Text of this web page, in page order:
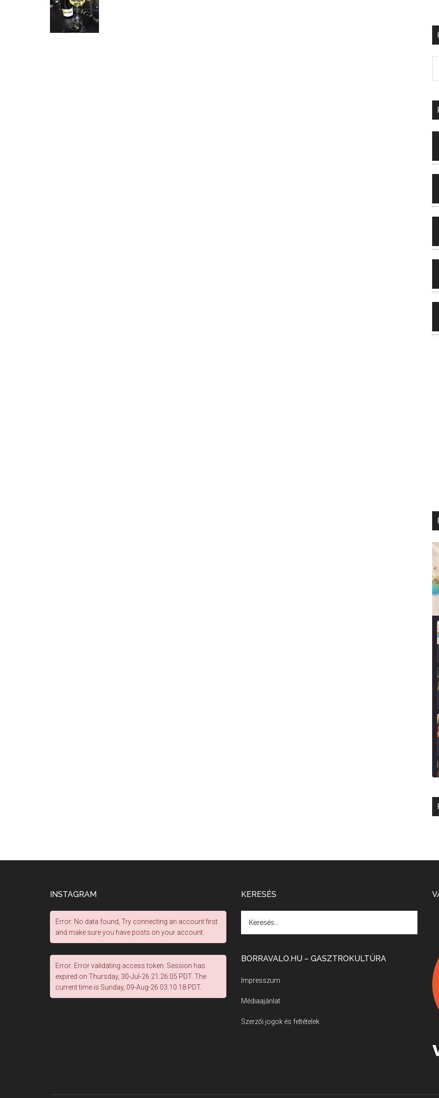
INSTAGRAM
Error: No data found, Try connecting an account first
and make sure you have posts on your account.
Error: Error validating access token: Session has
expired on Thursday, 30-Jul-26 21:26:05 PDT. The
current time is Sunday, 09-Aug-26 03:10:18 PDT.
KERESÉS
BORRAVALO.HU – GASZTROKULTÚRA
Impresszum
Médiaajánlat
Szerzői jogok és feltételek